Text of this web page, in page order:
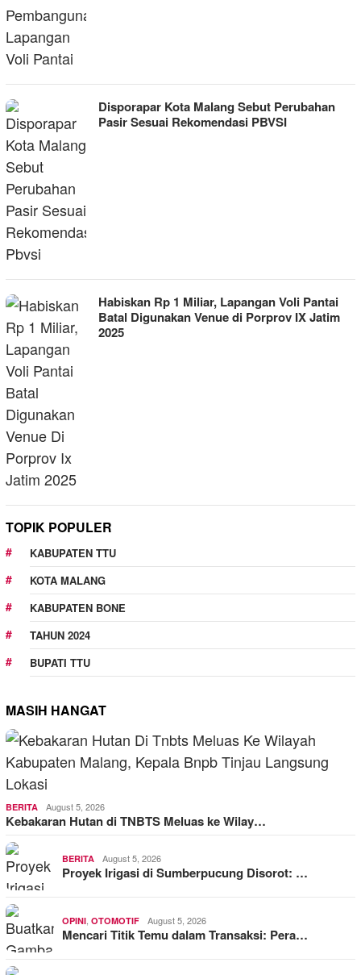
Disporapar Kota Malang Sebut Perubahan
Pasir Sesuai Rekomendasi PBVSI
Habiskan Rp 1 Miliar, Lapangan Voli Pantai
Batal Digunakan Venue di Porprov IX Jatim
2025
TOPIK POPULER
KABUPATEN TTU
KOTA MALANG
KABUPATEN BONE
TAHUN 2024
BUPATI TTU
MASIH HANGAT
BERITA August 5, 2026
Kebakaran Hutan di TNBTS Meluas ke Wilay…
BERITA August 5, 2026
Proyek Irigasi di Sumberpucung Disorot: …
OPINI OTOMOTIF August 5, 2026
Mencari Titik Temu dalam Transaksi: Pera…